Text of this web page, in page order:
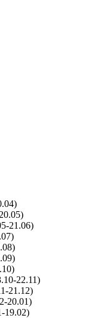
21.06)
22.11)
21.12)
20.01)
19.02)